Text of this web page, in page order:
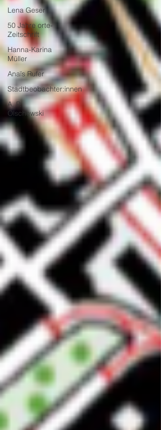
Lena Geser
50 Jahre orte-
Zeitschrift
Hanna-Karina
Müller
Anaïs Rufer
Stadtbeobachter:innen
A. P.
Olschewski